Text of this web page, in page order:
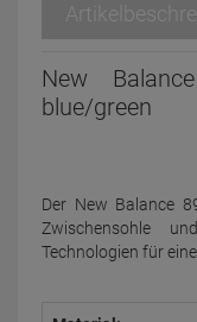
New
blue/green
Der New Balance
Zwischensohle
Technologien für